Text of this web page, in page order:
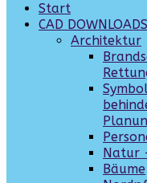
Start
CAD DOWNLOADS
Architektur
Natur
Bäume